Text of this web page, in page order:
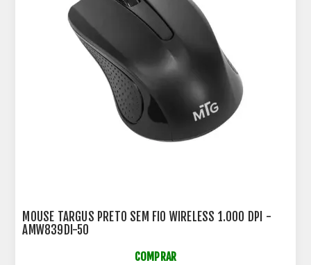
MOUSE TARGUS PRETO SEM FIO WIRELESS 1.000 DPI -
AMW839DI-50
COMPRAR